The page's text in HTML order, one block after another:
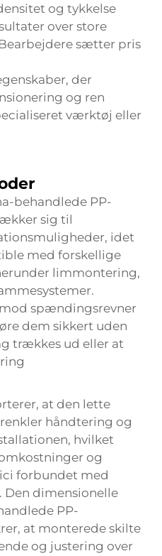
og tykkelse
over store
sætter pris
der
og ren
værktøj eller
behandlede PP-
sig til
idet
med forskellige
limmontering,
spændingsrevner
dem sikkert uden
trækkes ud eller at
at den lette
håndtering og
hvilket
og
forbundet med
Den dimensionelle
PP-
at monterede skilte
og justering over